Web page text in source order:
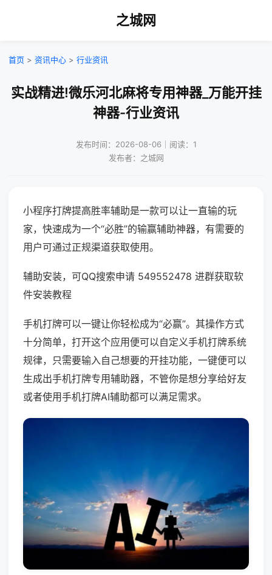
之城网
首页 > 资讯中心 > 行业资讯
实战精进!微乐河北麻将专用神器_万能开挂
神器-行业资讯
发布时间：2026-08-06｜阅读：1
发布者：之城网
小程序打牌提高胜率辅助是一款可以让一直输的玩
家，快速成为一个“必胜”的输赢辅助神器，有需要的
用户可通过正规渠道获取使用。
辅助安装，可QQ搜索申请 549552478 进群获取软
件安装教程
手机打牌可以一键让你轻松成为“必赢”。其操作方式
十分简单，打开这个应用便可以自定义手机打牌系统
规律，只需要输入自己想要的开挂功能，一键便可以
生成出手机打牌专用辅助器，不管你是想分享给好友
或者使用手机打牌AI辅助都可以满足需求。